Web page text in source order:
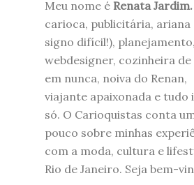
Meu nome é Renata Jardim.
carioca, publicitária, ariana
signo difícil!), planejamento,
webdesigner, cozinheira de
em nunca, noiva do Renan,
viajante apaixonada e tudo
só. O Carioquistas conta
pouco sobre minhas
com a moda, cultura e
Rio de Janeiro. Seja bem-